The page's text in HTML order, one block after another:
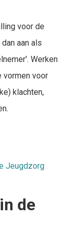
voor de
aan als
Werken
vormen voor
klachten,
Jeugdzorg
de